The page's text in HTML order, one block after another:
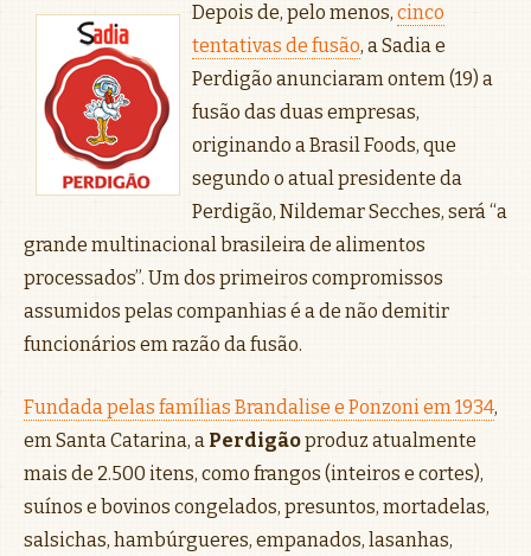
Depois de, pelo menos, cinco
tentativas de fusão, a Sadia e
Perdigão anunciaram ontem (19) a
fusão das duas empresas,
originando a Brasil Foods, que
segundo o atual presidente da
Perdigão, Nildemar Secches, será “a
grande multinacional brasileira de alimentos
processados”. Um dos primeiros compromissos
assumidos pelas companhias é a de não demitir
funcionários em razão da fusão.
Fundada pelas famílias Brandalise e Ponzoni em 1934,
em Santa Catarina, a Perdigãoproduz atualmente
mais de 2.500 itens, como frangos (inteiros e cortes),
suínos e bovinos congelados, presuntos, mortadelas,
salsichas, hambúrgueres, empanados, lasanhas,